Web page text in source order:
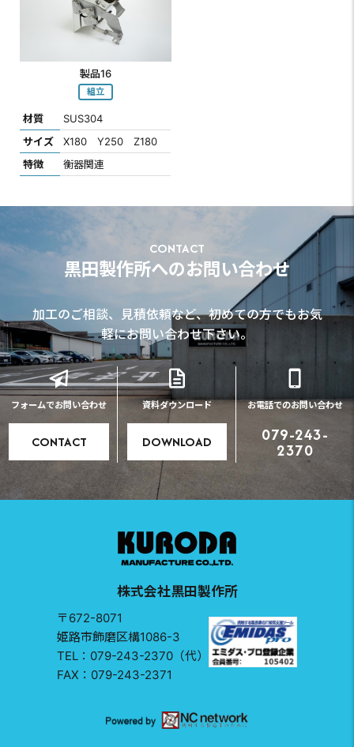
製品16
組立
材質
SUS304
サイズ
X180 Y250 Z180
特徴
衡器関連
CONTACT
黒田製作所へのお問い合わせ
加工のご相談、見積依頼など、初めての方でもお気
軽にお問い合わせ下さい。
フォームでお問い合わせ
CONTACT
資料ダウンロード
DOWNLOAD
お電話でのお問い合わせ
079-243-
2370
株式会社黒田製作所
〒672-8071
姫路市飾磨区構1086-3
TEL：079-243-2370（代）
FAX：079-243-2371